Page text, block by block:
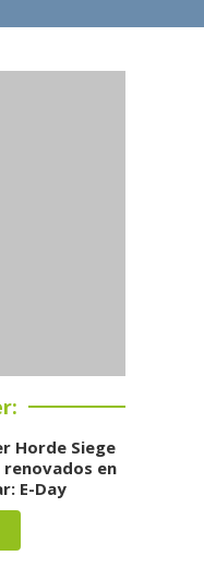
Horde Siege
renovados en
E-Day